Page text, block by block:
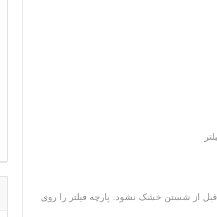
از شستن خشک نشود. پارچه فیلتر را روی